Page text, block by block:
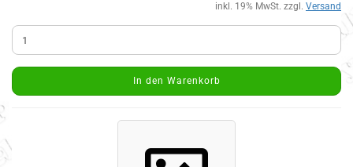
inkl. 19% MwSt. zzgl. Versand
In den Warenkorb